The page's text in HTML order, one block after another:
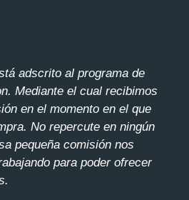
adscrito al programa de
Mediante el cual recibimos
en el momento en el que
No repercute en ningún
pequeña comisión nos
para poder ofrecer